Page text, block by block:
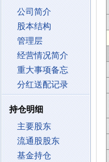
公司简介
股本结构
管理层
经营情况简介
重大事项备忘
分红送配记录
持仓明细
主要股东
流通股股东
基金持仓